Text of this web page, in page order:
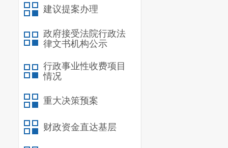
建议提案办理
政府接受法院行政法
律文书机构公示
行政事业性收费项目
情况
重大决策预案
财政资金直达基层